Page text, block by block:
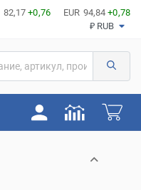
82,17 +0,76 EUR 94,84 +0,78
₽ RUB